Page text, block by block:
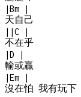
|Bm
|
天自己
| |C
|
不在乎
|D
|
輸或贏
|Em
|
沒在怕 我有玩下